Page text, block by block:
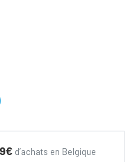
d’achats en Belgique